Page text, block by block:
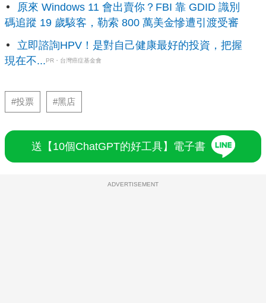
原來 Windows 11 會出賣你？FBI 靠 GDID 識別
碼追蹤 19 歲駭客，勒索 800 萬美金慘遭引渡受審
立即諮詢HPV！是對自己健康最好的投資，把握
現在不...PR・台灣癌症基金會
#投票 #黑店
送【10個ChatGPT的好工具】電子書
ADVERTISEMENT